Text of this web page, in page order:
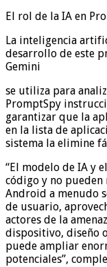
El rol de la IA en
La inteligencia
desarrollo de este
Gemini
se utiliza para
PromptSpy
garantizar que la
en la lista de
sistema la elimine
“El modelo de IA y
código y no
Android a menudo
de usuario,
actores de la
dispositivo, diseño
puede ampliar
potenciales”,